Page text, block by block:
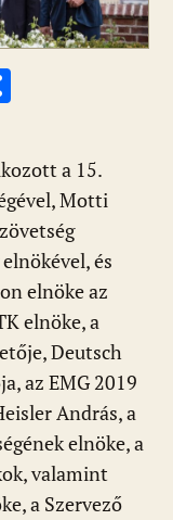
za
m
e
g
a 15.
Motti
és
elnöke az
elnöke, a
Deutsch
az EMG 2019
András, a
elnöke, a
valamint
a Szervező